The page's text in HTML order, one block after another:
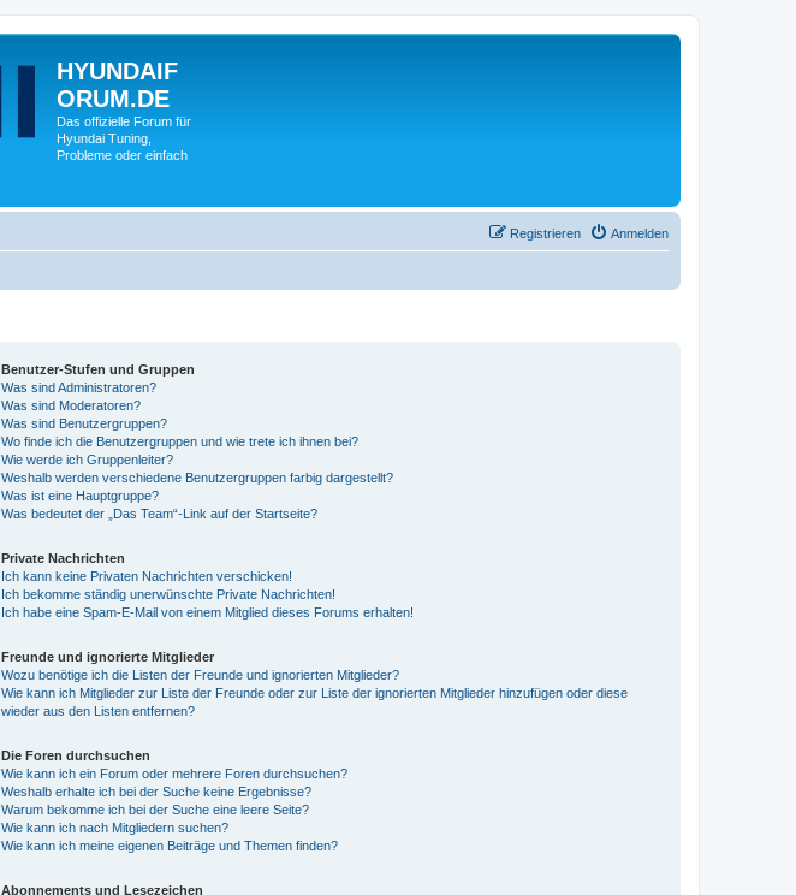
HYUNDAIF
ORUM.DE
Das offizielle Forum für
Hyundai Tuning,
Probleme oder einfach
Anmelden
Registrieren
Benutzer-Stufen und Gruppen
Was sind Administratoren?
Was sind Moderatoren?
Was sind Benutzergruppen?
Wo finde ich die Benutzergruppen und wie trete ich ihnen bei?
Wie werde ich Gruppenleiter?
Weshalb werden verschiedene Benutzergruppen farbig dargestellt?
Was ist eine Hauptgruppe?
Was bedeutet der „Das Team“-Link auf der Startseite?
Private Nachrichten
Ich kann keine Privaten Nachrichten verschicken!
Ich bekomme ständig unerwünschte Private Nachrichten!
Ich habe eine Spam-E-Mail von einem Mitglied dieses Forums erhalten!
Freunde und ignorierte Mitglieder
Wozu benötige ich die Listen der Freunde und ignorierten Mitglieder?
Wie kann ich Mitglieder zur Liste der Freunde oder zur Liste der ignorierten Mitglieder hinzufügen oder diese
wieder aus den Listen entfernen?
Die Foren durchsuchen
Wie kann ich ein Forum oder mehrere Foren durchsuchen?
Weshalb erhalte ich bei der Suche keine Ergebnisse?
Warum bekomme ich bei der Suche eine leere Seite?
Wie kann ich nach Mitgliedern suchen?
Wie kann ich meine eigenen Beiträge und Themen finden?
Abonnements und Lesezeichen